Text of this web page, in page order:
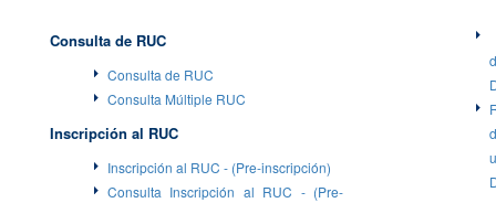
Consulta de RUC
Consulta de RUC
Consulta Múltiple RUC
Inscripción al RUC
Inscripción al RUC - (Pre-inscripción)
Consulta Inscripción al RUC - (Pre-